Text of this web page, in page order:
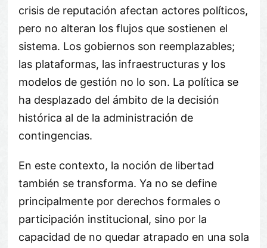
crisis de reputación afectan actores políticos,
pero no alteran los flujos que sostienen el
sistema. Los gobiernos son reemplazables;
las plataformas, las infraestructuras y los
modelos de gestión no lo son. La política se
ha desplazado del ámbito de la decisión
histórica al de la administración de
contingencias.
En este contexto, la noción de libertad
también se transforma. Ya no se define
principalmente por derechos formales o
participación institucional, sino por la
capacidad de no quedar atrapado en una sola